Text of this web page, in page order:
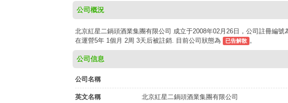
公司概況
北京紅星二鍋頭酒業集團有限公司 成立于2008年02月26日，公司註冊編
在運營5年 1個月 2周 3天后被註銷. 目前公司狀態為
已告解散 。
公司信息
公司名稱
英文名稱 北京紅星二鍋頭酒業集團有限公司